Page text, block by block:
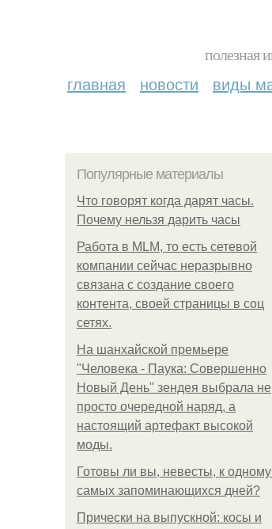
полезная
главная новости виды
Популярные материалы
Что говорят когда дарят часы.
Почему нельзя дарить часы
Работа в MLM, то есть сетевой
компании сейчас неразрывно
связана с создание своего
контента, своей страницы в соц
сетях.
На шанхайской премьере
"Человека - Паука: Совершенно
Новый День" зендея выбрала не
просто очередной наряд, а
настоящий артефакт высокой
моды.
Готовы ли вы, невесты, к одному
самых запоминающихся дней?
Прически на выпускной: косы и